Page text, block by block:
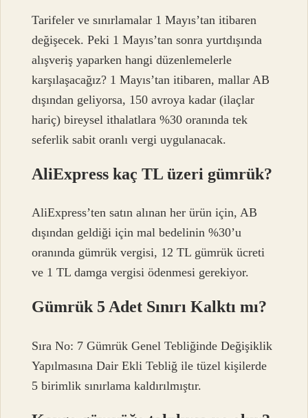
Tarifeler ve sınırlamalar 1 Mayıs’tan itibaren
değişecek. Peki 1 Mayıs’tan sonra yurtdışında
alışveriş yaparken hangi düzenlemelerle
karşılaşacağız? 1 Mayıs’tan itibaren, mallar AB
dışından geliyorsa, 150 avroya kadar (ilaçlar
hariç) bireysel ithalatlara %30 oranında tek
seferlik sabit oranlı vergi uygulanacak.
AliExpress kaç TL üzeri gümrük?
AliExpress’ten satın alınan her ürün için, AB
dışından geldiği için mal bedelinin %30’u
oranında gümrük vergisi, 12 TL gümrük ücreti
ve 1 TL damga vergisi ödenmesi gerekiyor.
Gümrük 5 Adet Sınırı Kalktı mı?
Sıra No: 7 Gümrük Genel Tebliğinde Değişiklik
Yapılmasına Dair Ekli Tebliğ ile tüzel kişilerde
5 birimlik sınırlama kaldırılmıştır.